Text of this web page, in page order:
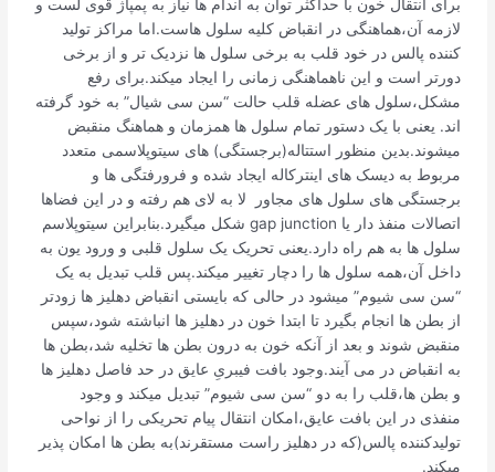
برای انتقال خون با حداکثر توان به اندام ها نیاز به پمپاژ قوی لست و
لازمه آن،هماهنگی در انقباض کلیه سلول هاست.اما مراکز تولید
کننده پالس در خود قلب به برخی سلول ها نزدیک تر و از برخی
دورتر است و این ناهماهنگی زمانی را ایجاد میکند.برای رفع
مشکل،سلول های عضله قلب حالت “سن سی شیال” به خود گرفته
اند. یعنی با یک دستور تمام سلول ها همزمان و هماهنگ منقبض
میشوند.بدین منظور استتاله(برجستگی) های سیتوپلاسمی متعدد
مربوط به دیسک های اینترکاله ایجاد شده و فرورفتگی ها و
برجستگی های سلول های مجاور لا به لای هم رفته و در این فضاها
اتصالات منفذ دار یا gap junction شکل میگیرد.بنابراین سیتوپلاسم
سلول ها به هم راه دارد.یعنی تحریک یک سلول قلبی و ورود یون به
داخل آن،همه سلول ها را دچار تغییر میکند.پس قلب تبدیل به یک
“سن سی شیوم” میشود در حالی که بایستی انقباض دهلیز ها زودتر
از بطن ها انجام بگیرد تا ابتدا خون در دهلیز ها انباشته شود،سپس
منقبض شوند و بعد از آنکه خون به درون بطن ها تخلیه شد،بطن ها
به انقباض در می آیند.وجود بافت فیبریِ عایق در حد فاصل دهلیز ها
و بطن ها،قلب را به دو “سن سی شیوم” تبدیل میکند و وجود
منفذی در این بافت عایق،امکان انتقال پیام تحریکی را از نواحی
تولیدکننده پالس(که در دهلیز راست مستقرند)به بطن ها امکان پذیر
میکند.